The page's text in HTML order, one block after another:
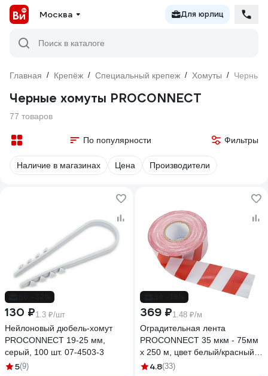
Москва Для юрлиц
Поиск в каталоге
Главная / Крепёж / Специальный крепеж / Хомуты / Черные
Черные хомуты PROCONNECT
77 товаров
По популярности Фильтры
Наличие в магазинах Цена Производители
130 ₽1.3 ₽/шт
Нейлоновый дюбель-хомут
PROCONNECT 19-25 мм,
серый, 100 шт. 07-4503-3
5(9)
369 ₽1.48 ₽/м
Оградительная лента
PROCONNECT 35 мкм - 75мм
х 250 м, цвет белый/красный
19-3235
4.8(33)